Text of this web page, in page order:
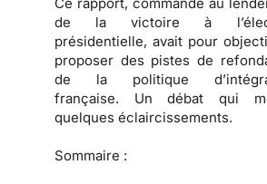
de la victoire à
présidentielle, avait pour
proposer des pistes de
de la politique
française. Un débat qui
quelques éclaircissements.
Sommaire :